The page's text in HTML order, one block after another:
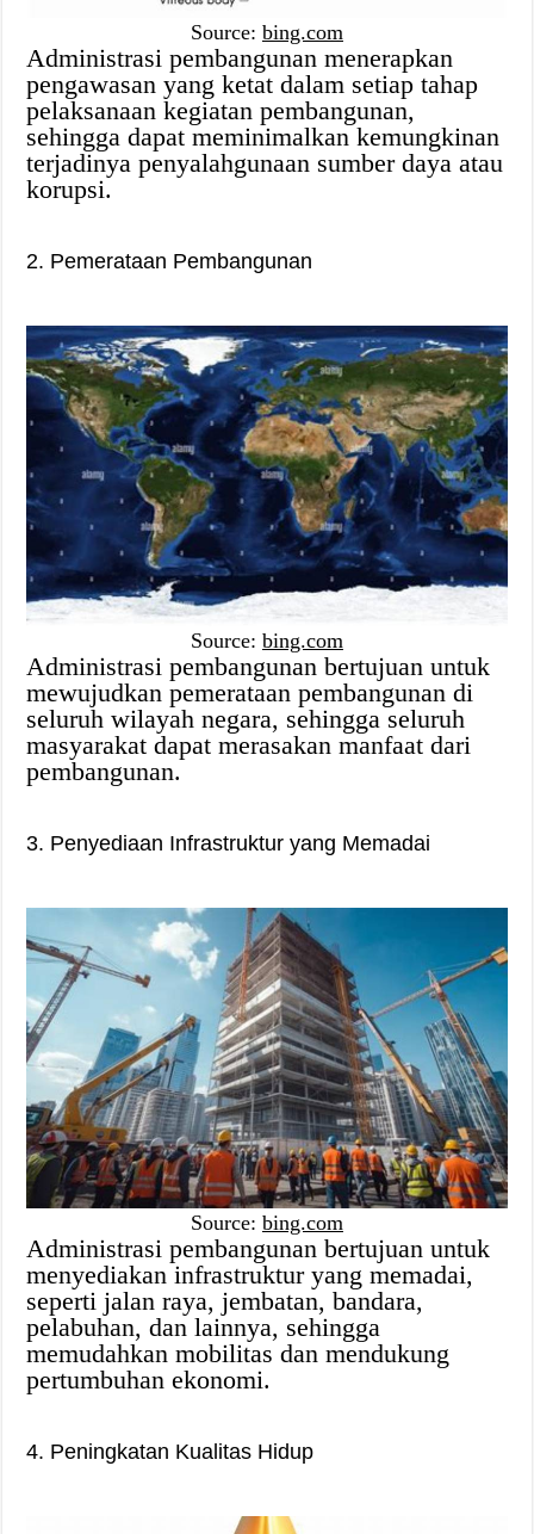
Source: bing.com
Administrasi pembangunan menerapkan
pengawasan yang ketat dalam setiap tahap
pelaksanaan kegiatan pembangunan,
sehingga dapat meminimalkan kemungkinan
terjadinya penyalahgunaan sumber daya atau
korupsi.
2. Pemerataan Pembangunan
Source: bing.com
Administrasi pembangunan bertujuan untuk
mewujudkan pemerataan pembangunan di
seluruh wilayah negara, sehingga seluruh
masyarakat dapat merasakan manfaat dari
pembangunan.
3. Penyediaan Infrastruktur yang Memadai
Source: bing.com
Administrasi pembangunan bertujuan untuk
menyediakan infrastruktur yang memadai,
seperti jalan raya, jembatan, bandara,
pelabuhan, dan lainnya, sehingga
memudahkan mobilitas dan mendukung
pertumbuhan ekonomi.
4. Peningkatan Kualitas Hidup